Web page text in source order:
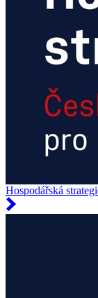
Hospodářská